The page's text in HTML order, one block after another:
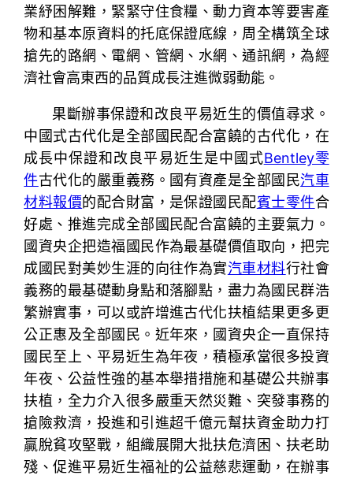
業紓困解難，緊緊守住食糧、動力資本等要害產
物和基本原資料的托底保證底線，周全構筑全球
搶先的路網、電網、管網、水網、通訊網，為經
濟社會高東西的品質成長注進微弱動能。
果斷辦事保證和改良平易近生的價值尋求。
中國式古代化是全部國民配合富饒的古代化，在
成長中保證和改良平易近生是中國式Bentley零
件古代化的嚴重義務。國有資產是全部國民汽車
材料報價的配合財富，是保證國民配賓士零件合
好處、推進完成全部國民配合富饒的主要氣力。
國資央企把造福國民作為最基礎價值取向，把完
成國民對美妙生涯的向往作為實汽車材料行社會
義務的最基礎動身點和落腳點，盡力為國民群浩
繁辦實事，可以或許增進古代化扶植結果更多更
公正惠及全部國民。近年來，國資央企一直保持
國民至上、平易近生為年夜，積極承當很多投資
年夜、公益性強的基本舉措措施和基礎公共辦事
扶植，全力介入很多嚴重天然災難、突發事務的
搶險救濟，投進和引進超千億元幫扶資金助力打
贏脫貧攻堅戰，組織展開大批扶危濟困、扶老助
殘、促進平易近生福祉的公益慈悲運動，在辦事